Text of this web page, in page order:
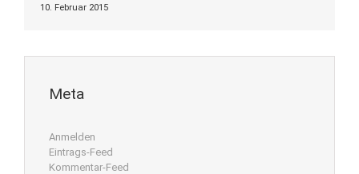
10. Februar 2015
Meta
Anmelden
Eintrags-Feed
Kommentar-Feed